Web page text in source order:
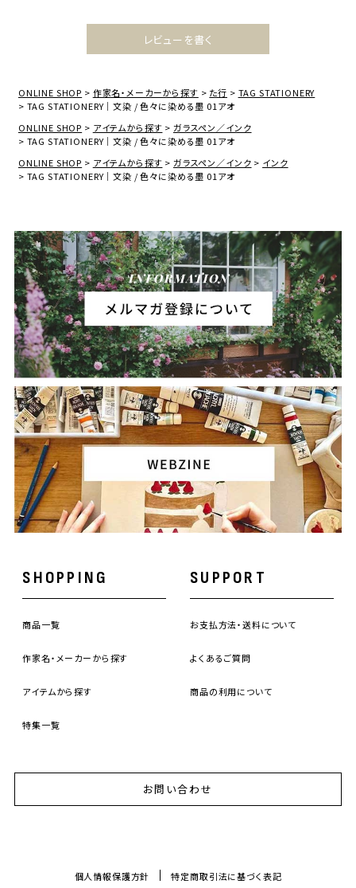
レビューを書く
ONLINE SHOP 作家名・メーカーから探す た行
TAG STATIONERY
TAG STATIONERY｜文染 / 色々に染める墨 01アオ
ONLINE SHOP
アイテムから探す
ガラスペン／インク
TAG STATIONERY｜文染 / 色々に染める墨 01アオ
ONLINE SHOP
アイテムから探す ガラスペン／インク
インク
TAG STATIONERY｜文染 / 色々に染める墨 01アオ
SHOPPING
商品一覧
作家名・メーカーから探す
アイテムから探す
特集一覧
SUPPORT
お支払方法・送料について
よくあるご質問
商品の利用について
お問い合わせ
個人情報保護方針 特定商取引法に基づく表記